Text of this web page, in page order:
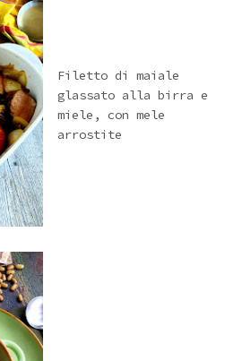
Filetto di maiale
glassato alla birra e
miele, con mele
arrostite